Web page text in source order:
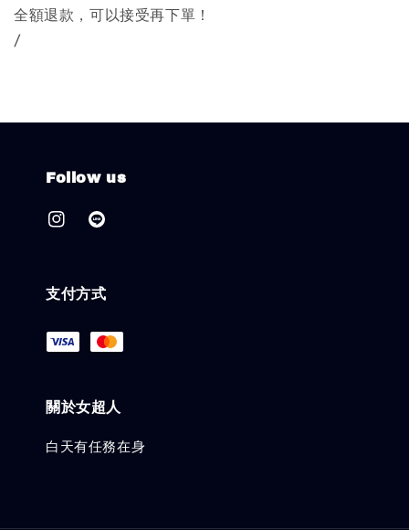
全額退款，可以接受再下單！
/
Follow us
支付方式
關於女超人
白天有任務在身